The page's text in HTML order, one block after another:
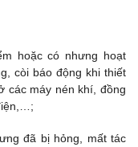
hoặc có nhưng hoạt
còi báo động khi thiết
các máy nén khí, đồng
đã bị hỏng, mất tác